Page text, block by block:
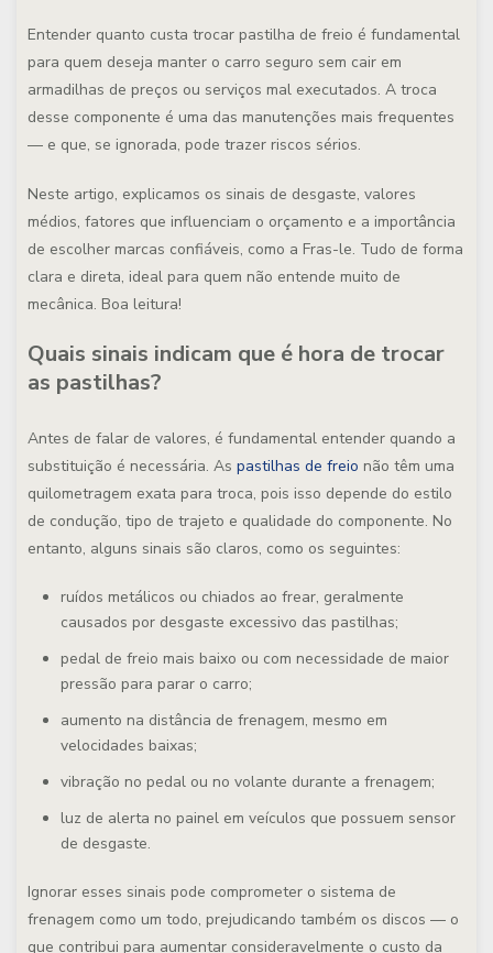
Entender quanto custa trocar pastilha de freio é fundamental
para quem deseja manter o carro seguro sem cair em
armadilhas de preços ou serviços mal executados. A troca
desse componente é uma das manutenções mais frequentes
— e que, se ignorada, pode trazer riscos sérios.
Neste artigo, explicamos os sinais de desgaste, valores
médios, fatores que influenciam o orçamento e a importância
de escolher marcas confiáveis, como a Fras-le. Tudo de forma
clara e direta, ideal para quem não entende muito de
mecânica. Boa leitura!
Quais sinais indicam que é hora de trocar
as pastilhas?
Antes de falar de valores, é fundamental entender quando a
substituição é necessária. As pastilhas de freio não têm uma
quilometragem exata para troca, pois isso depende do estilo
de condução, tipo de trajeto e qualidade do componente. No
entanto, alguns sinais são claros, como os seguintes:
ruídos metálicos ou chiados ao frear, geralmente
causados por desgaste excessivo das pastilhas;
pedal de freio mais baixo ou com necessidade de maior
pressão para parar o carro;
aumento na distância de frenagem, mesmo em
velocidades baixas;
vibração no pedal ou no volante durante a frenagem;
luz de alerta no painel em veículos que possuem sensor
de desgaste.
Ignorar esses sinais pode comprometer o sistema de
frenagem como um todo, prejudicando também os discos — o
que contribui para aumentar consideravelmente o custo da